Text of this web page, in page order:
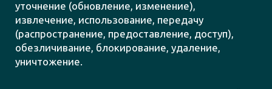
уточнение (обновление, изменение),
извлечение, использование, передачу
(распространение, предоставление, доступ),
обезличивание, блокирование, удаление,
уничтожение.